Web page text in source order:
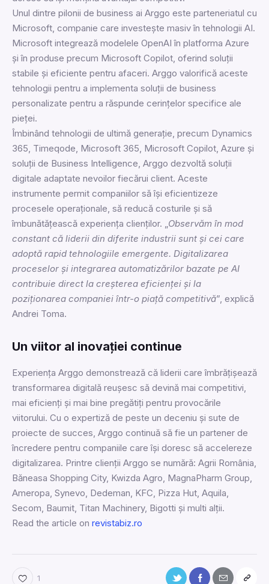
Unul dintre pilonii de business ai Arggo este parteneriatul cu
Microsoft, companie care investește masiv în tehnologii AI.
Microsoft integrează modelele OpenAI în platforma Azure
și în produse precum Microsoft Copilot, oferind soluții
stabile și eficiente pentru afaceri. Arggo valorifică aceste
tehnologii pentru a implementa soluții de business
personalizate pentru a răspunde cerințelor specifice ale
pieței.
Îmbinând tehnologii de ultimă generație, precum Dynamics
365, Timeqode, Microsoft 365, Microsoft Copilot, Azure și
soluții de Business Intelligence, Arggo dezvoltă soluții
digitale adaptate nevoilor fiecărui client. Aceste
instrumente permit companiilor să își eficientizeze
procesele operaționale, să reducă costurile și să
îmbunătățească experiența clienților. „ Observăm în mod
constant că liderii din diferite industrii sunt și cei care
adoptă rapid tehnologiile emergente. Digitalizarea
proceselor și integrarea automatizărilor bazate pe AI
contribuie direct la creșterea eficienței și la
poziționarea companiei într-o piață competitivă”, explică
Andrei Toma.
Un viitor al inovației continue
Experiența Arggo demonstrează că liderii care îmbrățișează
transformarea digitală reușesc să devină mai competitivi,
mai eficienți și mai bine pregătiți pentru provocările
viitorului. Cu o expertiză de peste un deceniu și sute de
proiecte de succes, Arggo continuă să fie un partener de
încredere pentru companiile care își doresc să accelereze
digitalizarea. Printre clienții Arggo se numără: Agrii România,
Băneasa Shopping City, Kwizda Agro, MagnaPharm Group,
Ameropa, Synevo, Dedeman, KFC, Pizza Hut, Aquila,
Secom, Baumit, Titan Machinery, Bigotti și multi alții.
Read the article on revistabiz.ro
1